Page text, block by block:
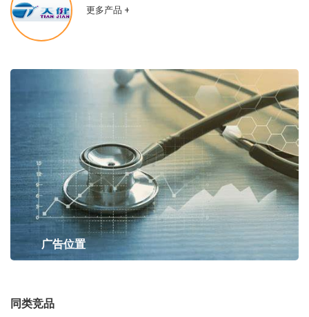
更多产品 +
广告位置
同类竞品